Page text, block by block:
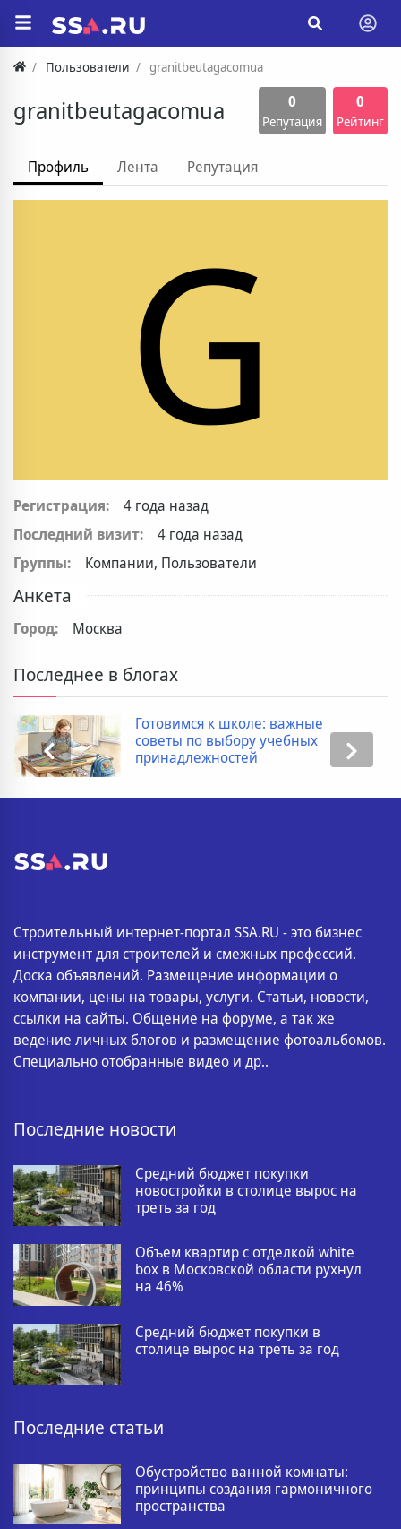
Пользователи granitbeutagacomua
granitbeutagacomua 0
Репутация
0
Рейтинг
Профиль Лента Репутация
G
Регистрация:
4 года назад
Последний визит:
4 года назад
Группы:
Компании, Пользователи
Анкета
Город: Москва
Последнее в блогах
Готовимся к школе: важные
советы по выбору учебных
принадлежностей
Строительный интернет-портал SSA.RU - это бизнес
инструмент для строителей и смежных профессий.
Доска объявлений. Размещение информации о
компании, цены на товары, услуги. Статьи, новости,
ссылки на сайты. Общение на форуме, а так же
ведение личных блогов и размещение фотоальбомов.
Специально отобранные видео и др..
Последние новости
Средний бюджет покупки
новостройки в столице вырос на
треть за год
Объем квартир с отделкой white
box в Московской области рухнул
на 46%
Средний бюджет покупки в
столице вырос на треть за год
Последние статьи
Обустройство ванной комнаты:
принципы создания гармоничного
пространства